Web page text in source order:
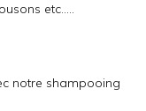
etc…..
notre shampooing